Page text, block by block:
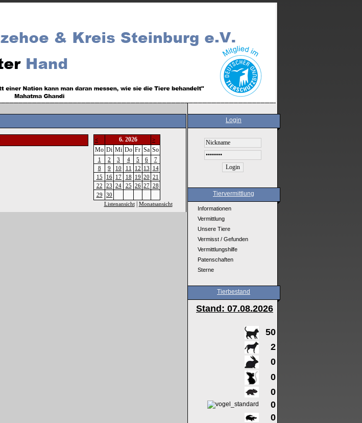
< 6. 2026 >
Mo Di Mi Do Fr Sa So
1 2 3 4 5 6
7
8
9 10 11 12 13
14
15
16 17 18 19 20 21
22
23 24 25 26 27 28
29
30
Listenansicht| Monatsansicht
Login
Tiervermittlung
Informationen
Vermittlung
Unsere Tiere
Vermisst / Gefunden
Vermittlungshilfe
Patenschaften
Sterne
Tierbestand
Stand: 07.08.2026
50
2
0
0
0
0
0